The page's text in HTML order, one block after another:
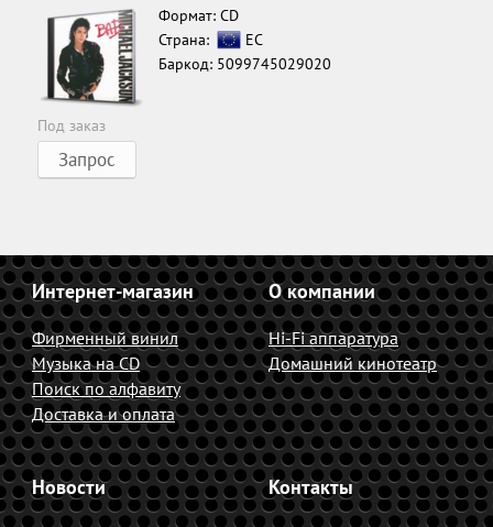
Формат: CD
Страна:
ЕС
Баркод: 5099745029020
Под заказ
Запрос
Интернет-магазин
Фирменный винил
Музыка на CD
Поиск по алфавиту
Доставка и оплата
О компании
Hi-Fi аппаратура
Домашний кинотеатр
Новости Контакты